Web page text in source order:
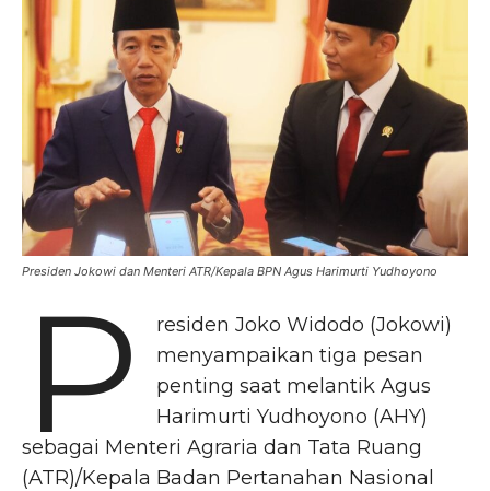
Presiden Jokowi dan Menteri ATR/Kepala BPN Agus Harimurti Yudhoyono
P
residen Joko Widodo (Jokowi)
menyampaikan tiga pesan
penting saat melantik Agus
Harimurti Yudhoyono (AHY)
sebagai Menteri Agraria dan Tata Ruang
(ATR)/Kepala Badan Pertanahan Nasional